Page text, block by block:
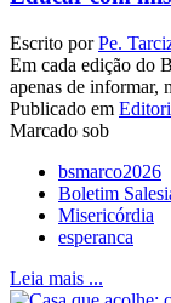
Escrito porPe.
Em cada edição do
apenas de informar,
Publicado em
Marcado sob
bsmarco2026
Boletim
Misericórdia
esperanca
Leia mais ...